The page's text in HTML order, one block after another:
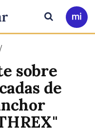
Ir
a
Buscar
sobre
de